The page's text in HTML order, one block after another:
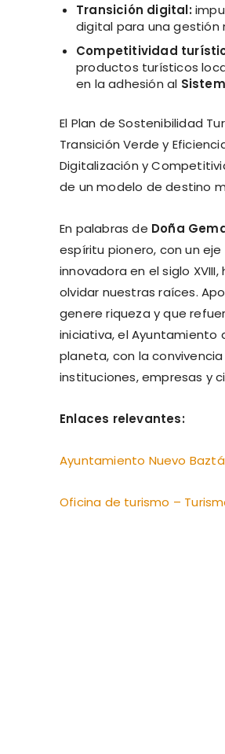
Transición digital:
digital para una gestión
Competitividad
productos turísticos
en la adhesión al
El Plan de Sostenibilidad
Transición Verde y
Digitalización y
de un modelo de destino
En palabras de Doña
espíritu pionero, con un
innovadora en el siglo
olvidar nuestras raíces.
genere riqueza y que
iniciativa, el Ayuntamiento
planeta, con la
instituciones, empresas y
Enlaces relevantes:
Ayuntamiento Nuevo
Oficina de turismo –